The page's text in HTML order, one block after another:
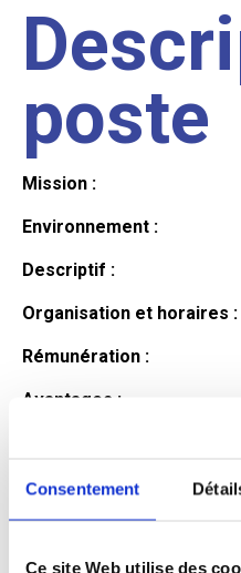
Consentement
Ce site Web utilise des
poste
Mission :
Environnement :
Descriptif :
Organisation et horaires :
Rémunération :
Avantages :
Profil